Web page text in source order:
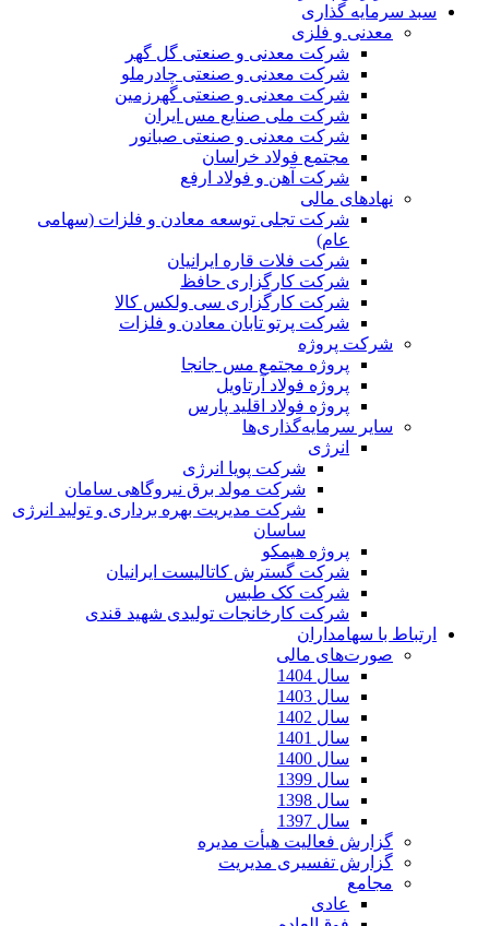
سبد سرمایه گذاری
معدنی و فلزی
شرکت معدنی و صنعتی گل گهر
شرکت معدنی و صنعتی چادرملو
شرکت معدنی و صنعتی گهرزمین
شرکت ملی صنایع مس ایران
شرکت معدنی و صنعتی صبانور
مجتمع فولاد خراسان
شرکت آهن و فولاد ارفع
نهادهای مالی
شرکت تجلی توسعه معادن و فلزات (سهامی
عام)
شرکت فلات قاره ایرانیان
شرکت کارگزاری حافظ
شرکت کارگزاری سی ولکس کالا
شرکت پرتو تابان معادن و فلزات
شرکت پروژه
پروژه مجتمع مس جانجا
پروژه فولاد آرتاویل
پروژه فولاد اقلید پارس
سایر سرمایه‌گذاری‌ها
انرژی
شرکت پویا انرژی
شرکت مولد برق نیروگاهی سامان
شرکت مدیریت بهره برداری و تولید انرژی
ساسان
پروژه هیمکو
شرکت گسترش کاتالیست ایرانیان
شرکت کک طبس
شرکت کارخانجات تولیدی شهید قندی
ارتباط با سهامداران
صورت‌های مالی
سال 1404
سال 1403
سال 1402
سال 1401
سال 1400
سال 1399
سال 1398
سال 1397
گزارش فعالیت هیأت مدیره
گزارش تفسیری مدیریت
مجامع
عادی